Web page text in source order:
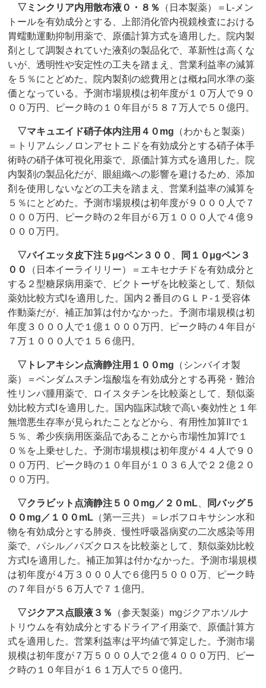
▽ ミンクリア内用散布液０・８％
（日本製薬）＝L‐メン
トールを有効成分とする、上部消化管内視鏡検査における
胃蠕動運動抑制用薬で、原価計算方式を適用した。院内製
剤として調製されていた液剤の製品化で、革新性は高くな
いが、透明性や安定性の工夫を踏まえ、営業利益率の減算
を５％にとどめた。院内製剤の総費用とは概ね同水準の薬
価となっている。予測市場規模は初年度が１０万人で９０
００万円、ピーク時の１０年目が５８７万人で５０億円。
▽マキュエイド硝子体内注用４０mg （わかもと製薬）
＝トリアムシノロンアセトニドを有効成分とする硝子体手
術時の硝子体可視化用薬で、原価計算方式を適用した。院
内製剤の製品化だが、眼組織への影響を避けるため、添加
剤を使用しないなどの工夫を踏まえ、営業利益率の減算を
５％にとどめた。予測市場規模は初年度が９０００人で７
０００万円、ピーク時の２年目が６万１０００人で４億９
０００万円。
▽バイエッタ皮下注５μgペン３００
同１０μgペン３
００
（日本イーライリリー）＝エキセナチドを有効成分と
する２型糖尿病用薬で、ビクトーザを比較薬として、類似
薬効比較方式Iを適用した。国内２番目のＧＬＰ‐１受容体
作動薬だが、補正加算は付かなかった。予測市場規模は初
年度３０００人で１億１０００万円、ピーク時の４年目が
７万１０００人で１５６億円。
▽ トレアキシン点滴静注用１００mg （シンバイオ製
薬）＝ベンダムスチン塩酸塩を有効成分とする再発・難治
性リンパ腫用薬で、ロイスタチンを比較薬として、類似薬
効比較方式Iを適用した。国内臨床試験で高い奏効性と１年
無増悪生存率が見られたことなどから、有用性加算IIで１
５％、希少疾病用医薬品であることから市場性加算Iで１
０％を上乗せした。予測市場規模は初年度が４４人で９０
００万円、ピーク時の１０年目が１０３６人で２２億２０
００万円。
▽クラビット点滴静注５００mg／２０mL
同バッグ５
００mg／１００mL （第一三共）＝レボフロキサシン水和
物を有効成分とする肺炎、慢性呼吸器病変の二次感染等用
薬で、パシル／パズクロスを比較薬として、類似薬効比較
方式Iを適用した。補正加算は付かなかった。予測市場規模
は初年度が４万３０００人で６億円５０００万、ピーク時
の７年目が５６万人で７１億円。
▽ジクアス点眼液３％
（参天製薬）mgジクアホソルナ
トリウムを有効成分とするドライアイ用薬で、原価計算方
式を適用した。営業利益率は平均値で算定した。予測市場
規模は初年度が７万５０００人で２億４０００万円、ピー
ク時の１０年目が１６１万人で５０億円。